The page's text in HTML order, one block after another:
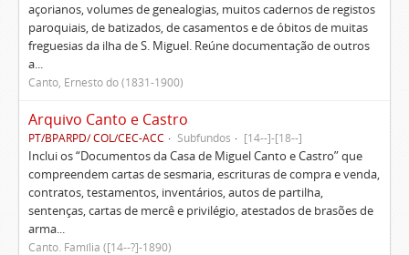
açorianos, volumes de genealogias, muitos cadernos de registos
paroquiais, de batizados, de casamentos e de óbitos de muitas
freguesias da ilha de S. Miguel. Reúne documentação de outros
a...
Canto, Ernesto do (1831-1900)
Arquivo Canto e Castro
PT/BPARPD/ COL/CEC-ACC Subfundos [14--]-[18--]
Inclui os “Documentos da Casa de Miguel Canto e Castro” que
compreendem cartas de sesmaria, escrituras de compra e venda,
contratos, testamentos, inventários, autos de partilha,
sentenças, cartas de mercê e privilégio, atestados de brasões de
arma...
Canto. Família ([14--?]-1890)